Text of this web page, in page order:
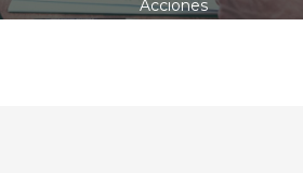
Acciones